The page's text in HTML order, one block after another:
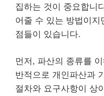
집하는 것이 중요합니
어줄 수 있는 방법이
점들이 있습니다.
먼저, 파산의 종류를
반적으로 개인 파산과
절차와 요구사항이 상